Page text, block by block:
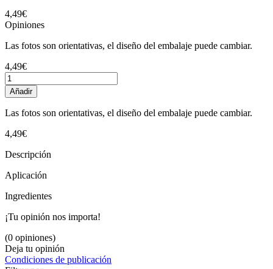
4,49€
Opiniones
Las fotos son orientativas, el diseño del embalaje puede cambiar.
4,49€
Añadir
Las fotos son orientativas, el diseño del embalaje puede cambiar.
4,49€
Descripción
Aplicación
Ingredientes
¡Tu opinión nos importa!
(0 opiniones)
Deja tu opinión
Condiciones de publicación